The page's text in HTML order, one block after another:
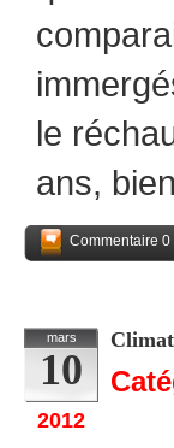
le
ans,
Commentaire 0
mars
10
2012